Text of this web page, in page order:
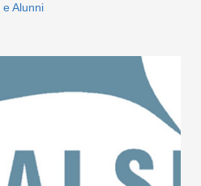
Alunni